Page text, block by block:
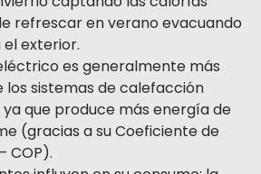
refrescar en verano evacuando
exterior.
es generalmente más
los sistemas de calefacción
que produce más energía de
(gracias a su Coeficiente de
COP).